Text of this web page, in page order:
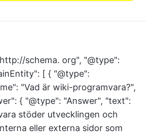
schema. org", "@type":
[ { "@type":
"Vad är wiki-programvara?",
{ "@type": "Answer", "text":
stöder utvecklingen och
eller externa sidor som